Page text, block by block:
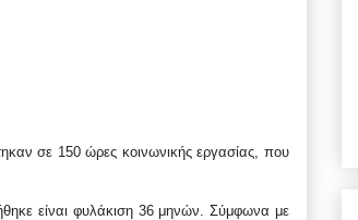
σε 150 ώρες κοινωνικής εργασίας, που
είναι φυλάκιση 36 μηνών. Σύμφωνα με